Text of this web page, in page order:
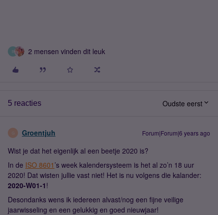
R 2 mensen vinden dit leuk
5 reacties Oudste eerst
G Groentjuh Forum|Forum|6 years ago
Wist je dat het eigenlijk al een beetje 2020 is?
In de ISO 8601 ’s week kalendersysteem is het al zo’n 18 uur
2020! Dat wisten jullie vast niet! Het is nu volgens die kalander:
2020-W01-1!
Desondanks wens ik iedereen alvast/nog een fijne veilige
jaarwisseling en een gelukkig en goed nieuwjaar!